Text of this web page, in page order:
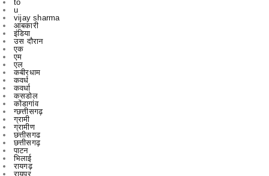
उस दौरान
एक
एम
एल
कबीरधाम
कवर्ध
कवर्धा
कसडोल
कोंडागांव
ग्छत्तीसगढ़
ग्रामी
ग्रामीण
छत्तीसगढ
छत्तीसगढ़
पाटन
भिलाई
रायगढ़
रायपुर
विचार
विचार मंथन
विचारमंथन
शहर